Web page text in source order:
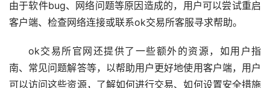
由于软件bug、网络问题等原因造成的，用户可以尝试重启
客户端、检查网络连接或联系ok交易所客服寻求帮助。
ok交易所官网还提供了一些额外的资源，如用户指
南、常见问题解答等，以帮助用户更好地使用客户端，用户
可以访问这些资源，了解如何进行交易、如何设置安全措施